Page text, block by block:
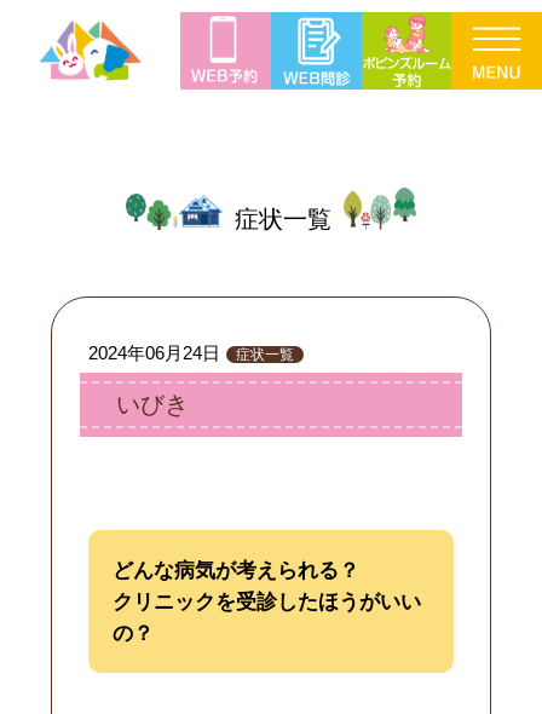
症状一覧
2024年06月24日 症状一覧
いびき
どんな病気が考えられる？
クリニックを受診したほうがいい
の？